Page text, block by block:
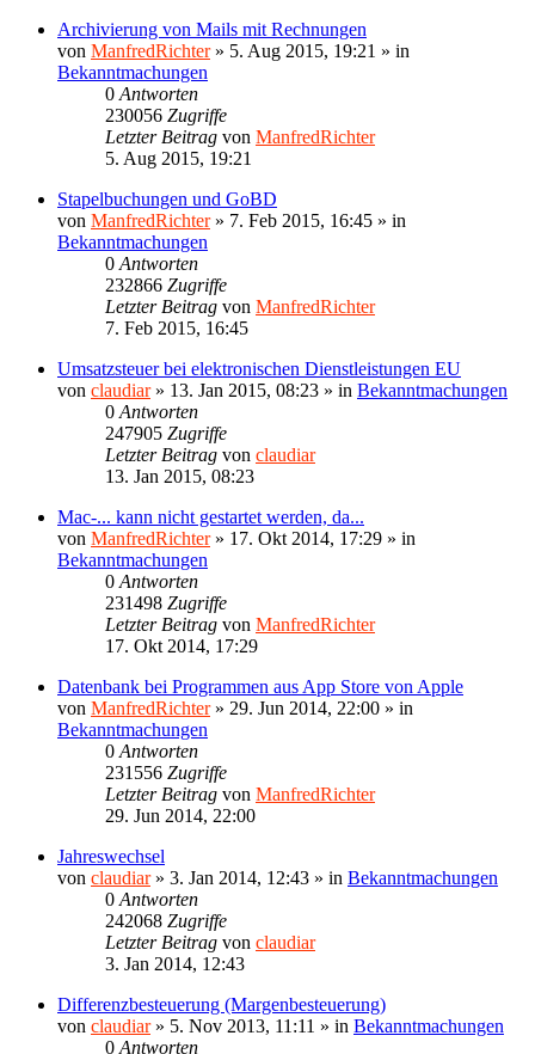
Archivierung von Mails mit Rechnungen
von ManfredRichter» 5. Aug 2015, 19:21 » in
Bekanntmachungen
0 Antworten
230056 Zugriffe
Letzter Beitrag von ManfredRichter
5. Aug 2015, 19:21
Stapelbuchungen und GoBD
von ManfredRichter» 7. Feb 2015, 16:45 » in
Bekanntmachungen
0 Antworten
232866 Zugriffe
Letzter Beitrag von ManfredRichter
7. Feb 2015, 16:45
Umsatzsteuer bei elektronischen Dienstleistungen EU
von claudiar» 13. Jan 2015, 08:23 » in Bekanntmachungen
0 Antworten
247905 Zugriffe
Letzter Beitrag von claudiar
13. Jan 2015, 08:23
Mac-... kann nicht gestartet werden, da...
von ManfredRichter» 17. Okt 2014, 17:29 » in
Bekanntmachungen
0 Antworten
231498 Zugriffe
Letzter Beitrag von ManfredRichter
17. Okt 2014, 17:29
Datenbank bei Programmen aus App Store von Apple
von ManfredRichter» 29. Jun 2014, 22:00 » in
Bekanntmachungen
0 Antworten
231556 Zugriffe
Letzter Beitrag von ManfredRichter
29. Jun 2014, 22:00
Jahreswechsel
von claudiar» 3. Jan 2014, 12:43 » in Bekanntmachungen
0 Antworten
242068 Zugriffe
Letzter Beitrag von claudiar
3. Jan 2014, 12:43
Differenzbesteuerung (Margenbesteuerung)
von claudiar» 5. Nov 2013, 11:11 » in Bekanntmachungen
0 Antworten